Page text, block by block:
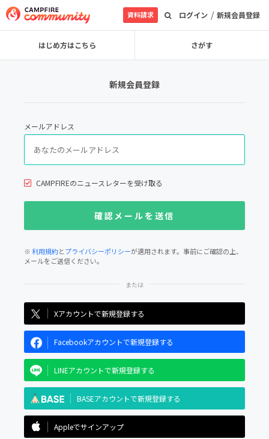
ログイン / 新規会員登録
資料請求
はじめ方はこちら さがす
新規会員登録
メールアドレス
CAMPFIREのニュースレターを受け取る
※利用規約とプライバシーポリシーが適用されます。事前にご確認の上、
メールをご送信ください。
Xアカウントで新規登録する
Facebookアカウントで新規登録する
LINEアカウントで新規登録する
BASEアカウントで新規登録する
Appleでサインアップ